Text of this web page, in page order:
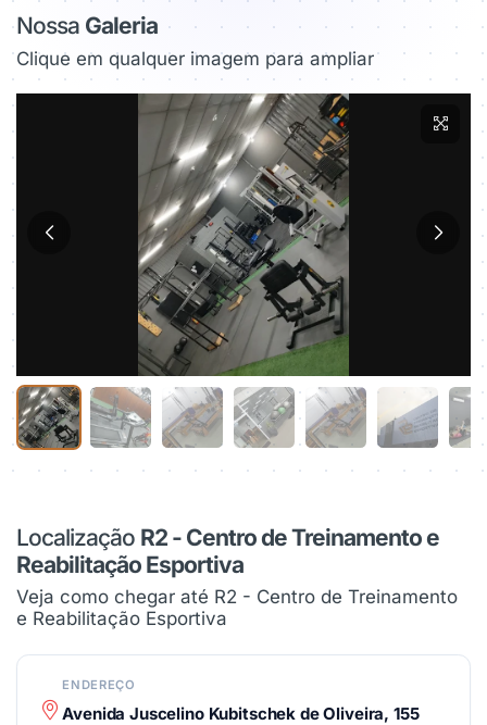
Nossa Galeria
Clique em qualquer imagem para ampliar
Localização R2 - Centro de Treinamento e
Reabilitação Esportiva
Veja como chegar até R2 - Centro de Treinamento
e Reabilitação Esportiva
ENDEREÇO
Avenida Juscelino Kubitschek de Oliveira, 155